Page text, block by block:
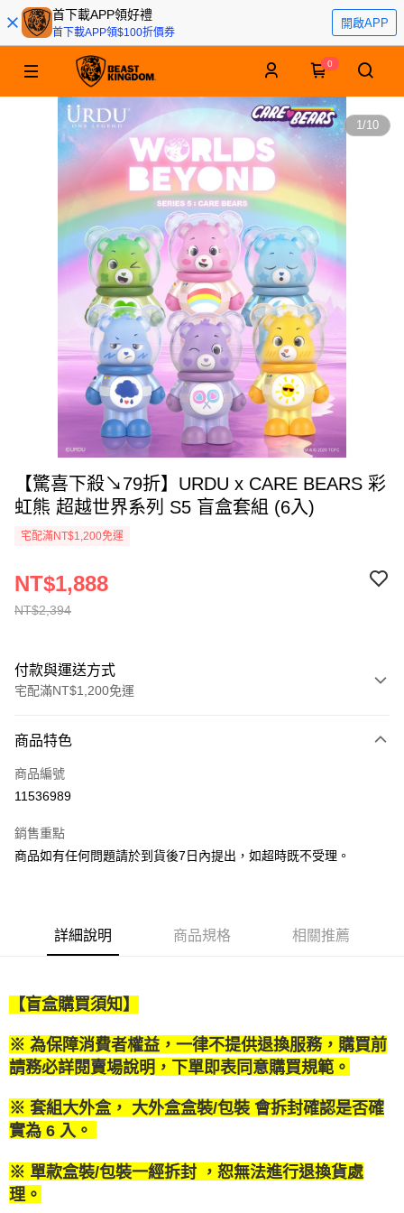
首下載APP領好禮
首下載APP領$100折價券
開啟APP
0
1/10
【驚喜下殺↘79折】URDU x CARE BEARS 彩
虹熊 超越世界系列 S5 盲盒套組 (6入)
宅配滿NT$1,200免運
NT$2,394
NT$1,888
付款與運送方式
宅配滿NT$1,200免運
信用卡一次付款
LINE Pay
街口支付
全盈+PAY
相關說明
1.本服務由台灣大哥大提供，台灣大哥大用戶可立即使用無須另外申請。
2.付款方式選擇「大哥付你分期」，訂單成立後會自動跳轉到大哥付的交易
流程，驗證手機門號後，選擇欲分期的期數、繳款截止日，確認付款後即完
3.實際核准額度、可分期數及費用金額請依後續交易確認頁面所載為準。
4.訂單成立30分鐘內，如未前往確認交易或遇審核未通過，訂單將自動取
消。如遇「轉專審核」未通過狀況，表示未達大哥付你分期系統評分，恕無
【繳款方式說明】
1.分期款項不併入電信帳單，「大哥付你分期」於每月結算日後寄送繳費提
醒簡訊。
AFTEE先享後付
相關說明
AFTEE先享後付是「在收到商品之後才付款」的支付方式。 讓您購物簡單
便利好安心！
１．簡單：不需註冊會員、不需綁卡、不需儲值。
３．安心：先確認商品／服務後，再付款。
【「AFTEE先享後付」結帳流程】
ATM付款
運送方式
宅配
每筆NT$120，滿NT$1,200(含以上)免運費
商品特色
商品編號
11536989
銷售重點
商品如有任何問題請於到貨後7日內提出，如超時既不受理。
詳細說明 商品規格 相關推薦
【盲盒購買須知】
※ 為保障消費者權益，一律不提供退換服務，購買前
請務必詳閱賣場說明，下單即表同意購買規範。
※ 套組大外盒， 大外盒盒裝/包裝 會拆封確認是否確
實為 6 入。
※ 單款盒裝/包裝一經拆封 ，恕無法進行退換貨處
理。